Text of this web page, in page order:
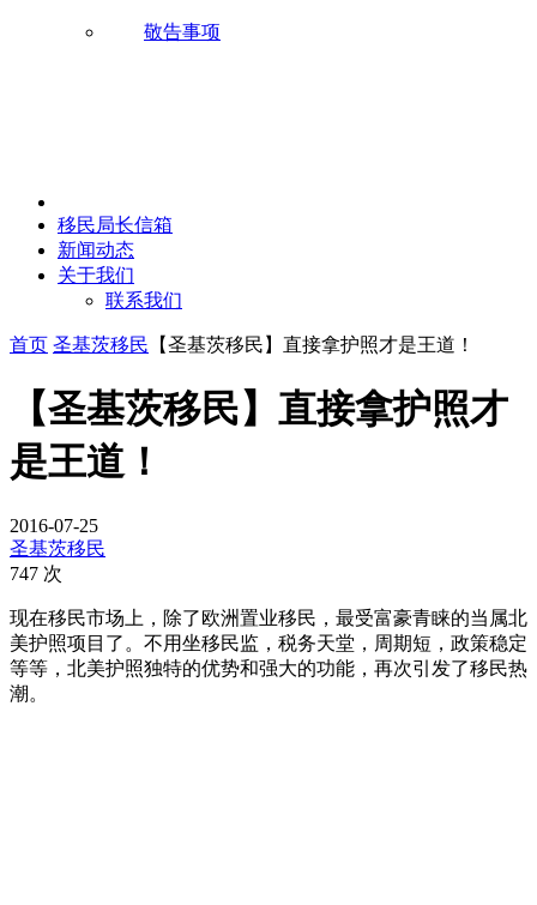
敬告事项
移民局长信箱
新闻动态
关于我们
联系我们
首页 圣基茨移民 【圣基茨移民】直接拿护照才是王道！
【圣基茨移民】直接拿护照才
是王道！
2016-07-25
圣基茨移民
747 次
现在移民市场上，除了欧洲置业移民，最受富豪青睐的当属北
美护照项目了。不用坐移民监，税务天堂，周期短，政策稳定
等等，北美护照独特的优势和强大的功能，再次引发了移民热
潮。